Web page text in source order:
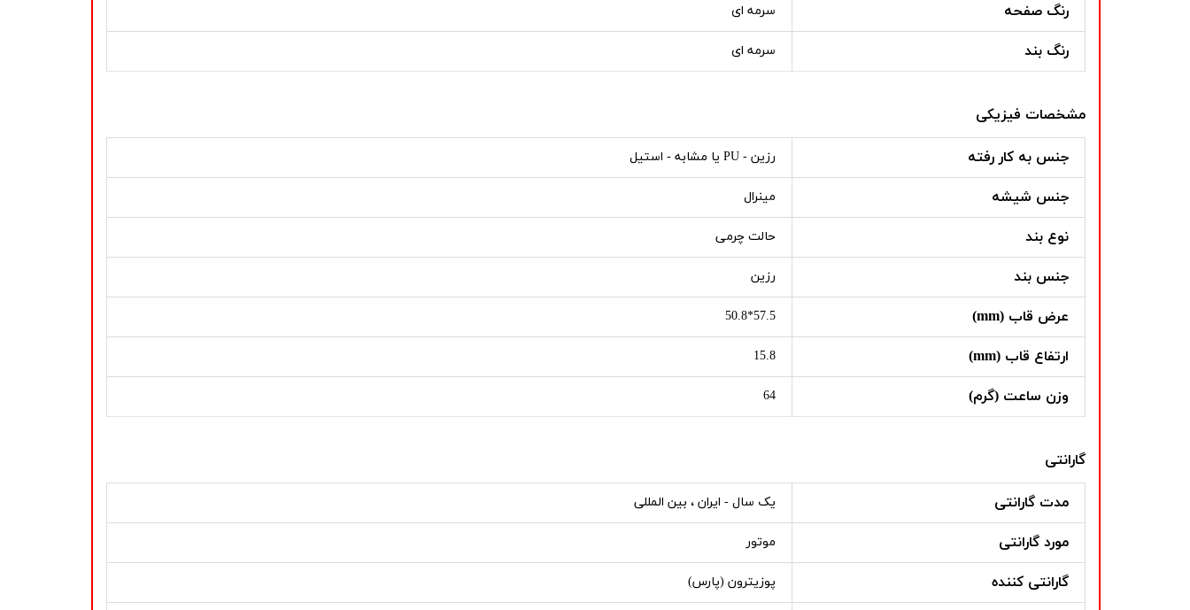
رنگ صفحه سرمه ای
رنگ بند سرمه ای
مشخصات فیزیکی
جنس به کار رفته رزین - PU یا مشابه - استیل
جنس شیشه مینرال
نوع بند حالت چرمی
جنس بند رزین
عرض قاب (mm) 57.5*50.8
ارتفاع قاب (mm) 15.8
وزن ساعت (گرم) 64
گارانتی
مدت گارانتی یک سال - ایران ، بین المللی
مورد گارانتی موتور
گارانتی کننده پوزیترون (پارس)